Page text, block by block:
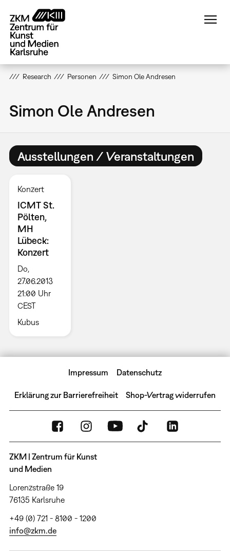
zum
Inhalt
Research Personen Simon Ole Andresen
Simon Ole Andresen
Ausstellungen / Veranstaltungen
Konzert
ICMT St.
Pölten,
MH
Lübeck:
Konzert
Do,
27.06.2013
21:00 Uhr
CEST
Kubus
Impressum Datenschutz
Erklärung zur Barrierefreiheit Shop-Vertrag widerrufen
ZKM | Zentrum für Kunst
und Medien
Lorenzstraße 19
76135 Karlsruhe
+49 (0) 721 - 8100 - 1200
info@zkm.de